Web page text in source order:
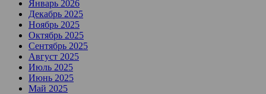
Январь 2026
Декабрь 2025
Ноябрь 2025
Октябрь 2025
Сентябрь 2025
Август 2025
Июль 2025
Июнь 2025
Май 2025